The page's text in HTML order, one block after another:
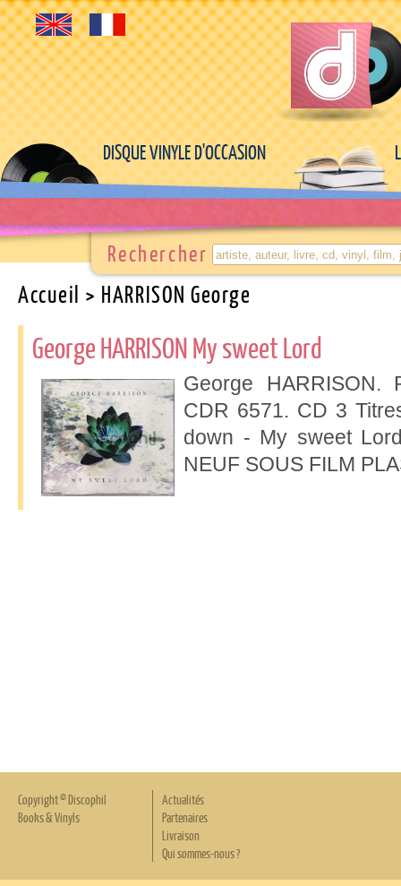
DISQUE VINYLE D'OCCASION
Rechercher
Accueil > HARRISON George
George HARRISON My sweet Lord
George HARRISON.
CDR 6571. CD 3
down - My sweet
NEUF SOUS FILM
Copyright © Discophil
Books & Vinyls
Actualités
Partenaires
Livraison
Qui sommes-nous ?